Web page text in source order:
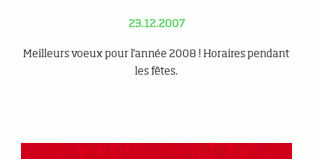
23.12.2007
Meilleurs voeux pour l'année 2008 ! Horaires pendant
les fêtes.